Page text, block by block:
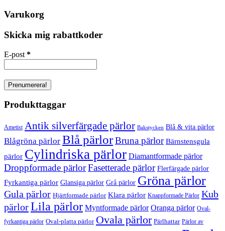
Varukorg
Skicka mig rabattkoder
E-post *
Produkttaggar
Ametist Antik silverfärgade pärlor Bakstycken Blå & vita pärlor
Blågröna pärlor Blå pärlorBruna pärlor Bärnstensgula
pärlor Cylindriska pärlor Diamantformade pärlor
Droppformade pärlorFasetterade pärlor Flerfärgade pärlor
Fyrkantiga pärlor Glansiga pärlor Grå pärlor Gröna pärlor
Gula pärlor Hjärtformade pärlor Klara pärlor Knappformade Pärlor Kub
pärlorLila pärlor Myntformade pärlor Oranga pärlor Oval-
fyrkantiga pärlor Oval-platta pärlor Ovala pärlor Pärlhattar Pärlor av